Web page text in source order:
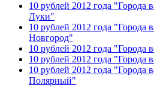
10 рублей 2012 года "Города
Луки"
10 рублей 2012 года "Города
Новгород"
10 рублей 2012 года "Города
10 рублей 2012 года "Города
10 рублей 2012 года "Города
Полярный"